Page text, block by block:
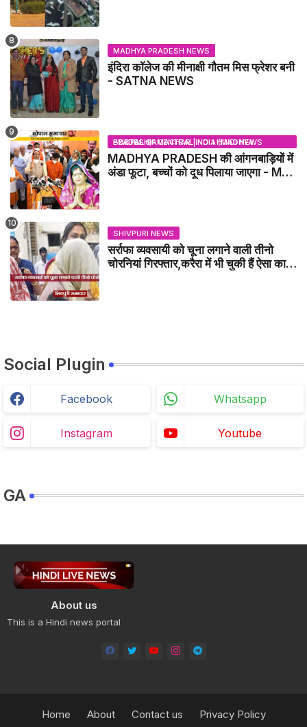
MADHYA PRADESH NEWS
इंदिरा कॉलेज की मीनाक्षी गौतम मिस फ्रेशर बनी
- SATNA NEWS
BHOPAL SAMACHAR | NO 1 HINDI NEWS PORTAL OF CENTRAL INDIA (MADHYA PRADESH)
MADHYA PRADESH की आंगनबाड़ियों में
अंडा फूटा, बच्चों को दूध पिलाया जाएगा - MP
SHIVPURI NEWS
सर्राफा व्यवसायी को चूना लगाने वाली तीनो
चोरनियां गिरफ्तार,करैरा में भी चुकी हैं ऐसा काण्ड
Social Plugin
Facebook Whatsapp
Instagram Youtube
GA
About us
This is a Hindi news portal
Home About Contact us Privacy Policy